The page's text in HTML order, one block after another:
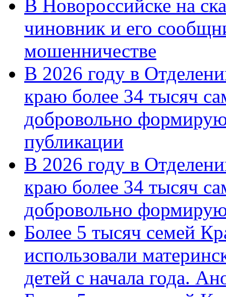
В Новороссийске на
чиновник и его
мошенничестве
В 2026 году в
краю более 34 тысяч
добровольно
публикации
В 2026 году в
краю более 34 тысяч
добровольно
Более 5 тысяч семей
использовали
детей с начала года.